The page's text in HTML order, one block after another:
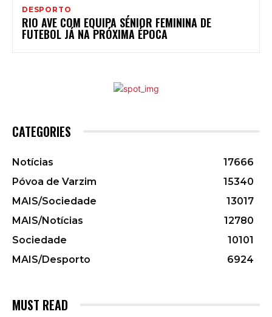
DESPORTO
RIO AVE COM EQUIPA SÉNIOR FEMININA DE
FUTEBOL JÁ NA PRÓXIMA ÉPOCA
CATEGORIES
Notícias
17666
Póvoa de Varzim
15340
MAIS/Sociedade
13017
MAIS/Notícias
12780
Sociedade
10101
MAIS/Desporto
6924
MUST READ